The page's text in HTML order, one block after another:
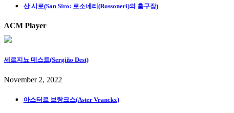
산 시로(San Siro: 로소네리(Rossoneri)의 홈구장)
ACM Player
세르지뇨 데스트(Sergiño Dest)
November 2, 2022
아스터르 브랑크스(Aster Vranckx)